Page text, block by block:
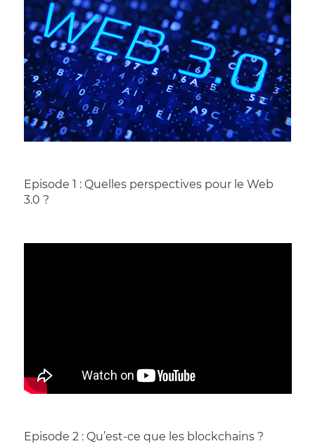
Episode 1 : Quelles perspectives pour le Web
3.0 ?
Episode 2 : Qu’est-ce que les blockchains ?